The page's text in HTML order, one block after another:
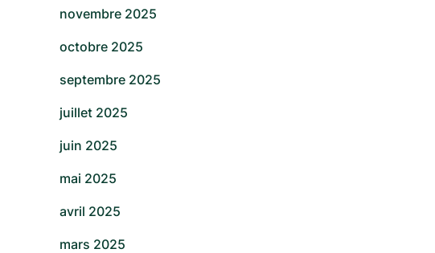
novembre 2025
octobre 2025
septembre 2025
juillet 2025
juin 2025
mai 2025
avril 2025
mars 2025